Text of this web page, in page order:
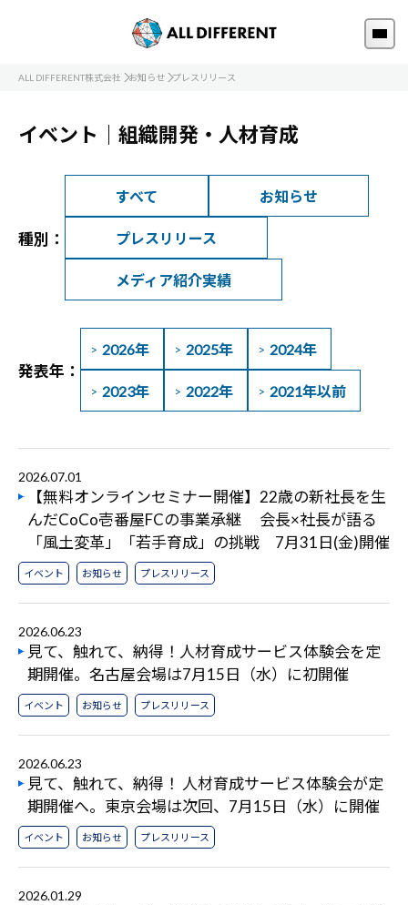
ALL DIFFERENT株式会社 お知らせ プレスリリース
イベント｜組織開発・人材育成
種別：
すべて お知らせ
プレスリリース
メディア紹介実績
発表年：
2026年 2025年 2024年
2023年 2022年 2021年以前
2026.07.01
【無料オンラインセミナー開催】22歳の新社長を生
んだCoCo壱番屋FCの事業承継 会長×社長が語る
「風土変革」「若手育成」の挑戦 7月31日(金)開催
イベント お知らせ プレスリリース
2026.06.23
見て、触れて、納得！人材育成サービス体験会を定
期開催。名古屋会場は7月15日（水）に初開催
イベント お知らせ プレスリリース
2026.06.23
見て、触れて、納得！ 人材育成サービス体験会が定
期開催へ。東京会場は次回、7月15日（水）に開催
イベント お知らせ プレスリリース
2026.01.29